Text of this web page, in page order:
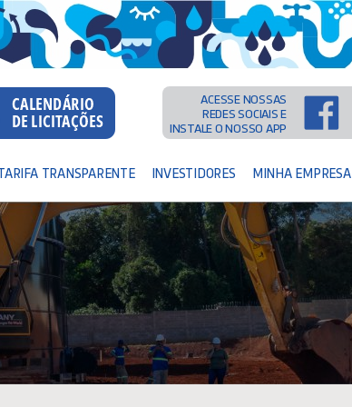
ACESSE NOSSAS
REDES SOCIAIS E
INSTALE O NOSSO APP
TRANSPARENTE INVESTIDORES MINHA EMPRESA